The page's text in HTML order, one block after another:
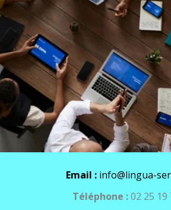
Email : info@lingua-
Téléphone :02 25 19